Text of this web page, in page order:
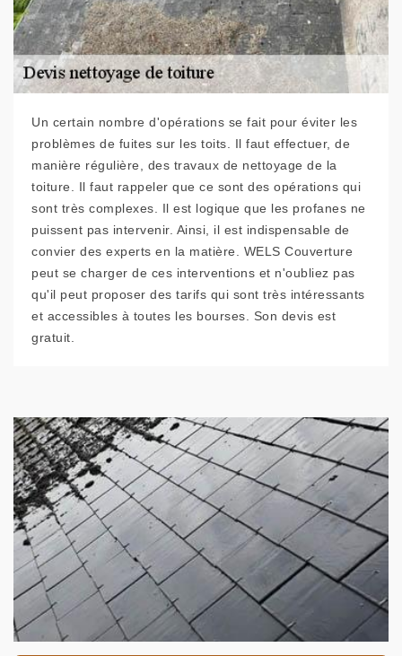
Un certain nombre d'opérations se fait pour éviter les
problèmes de fuites sur les toits. Il faut effectuer, de
manière régulière, des travaux de nettoyage de la
toiture. Il faut rappeler que ce sont des opérations qui
sont très complexes. Il est logique que les profanes ne
puissent pas intervenir. Ainsi, il est indispensable de
convier des experts en la matière. WELS Couverture
peut se charger de ces interventions et n'oubliez pas
qu'il peut proposer des tarifs qui sont très intéressants
et accessibles à toutes les bourses. Son devis est
gratuit.